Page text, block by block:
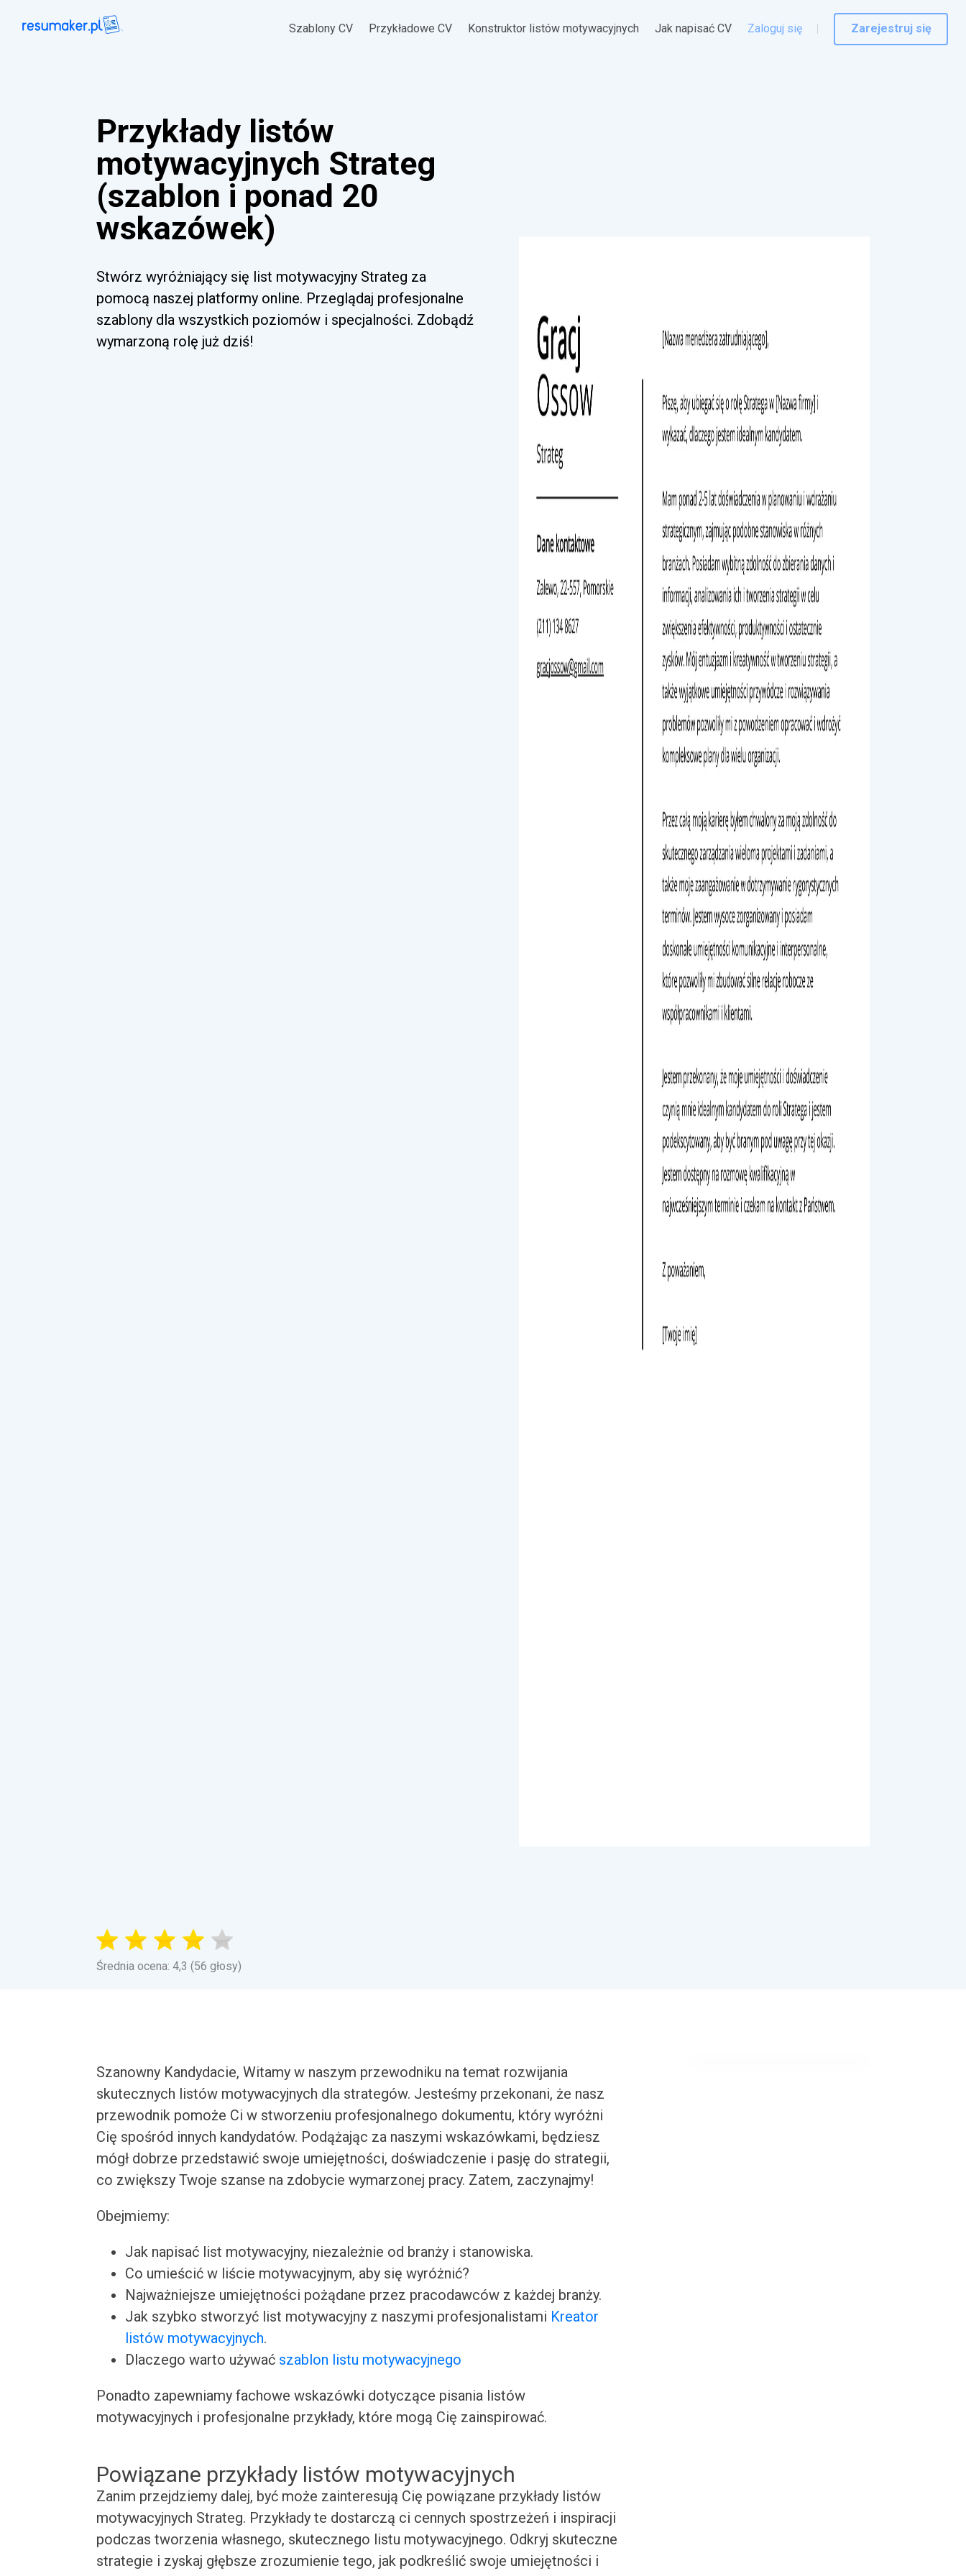
Szablony CV Przykładowe CV Konstruktor listów motywacyjnych Jak napisać CV Zaloguj się Zarejestruj się
Przykłady listów
motywacyjnych Strateg
(szablon i ponad 20
wskazówek)
Stwórz wyróżniający się list motywacyjny Strateg za
pomocą naszej platformy online. Przeglądaj profesjonalne
szablony dla wszystkich poziomów i specjalności. Zdobądź
wymarzoną rolę już dziś!
Średnia ocena: 4,3 (56 głosy)
Szanowny Kandydacie, Witamy w naszym przewodniku na temat rozwijania
skutecznych listów motywacyjnych dla strategów. Jesteśmy przekonani, że nasz
przewodnik pomoże Ci w stworzeniu profesjonalnego dokumentu, który wyróżni
Cię spośród innych kandydatów. Podążając za naszymi wskazówkami, będziesz
mógł dobrze przedstawić swoje umiejętności, doświadczenie i pasję do strategii,
co zwiększy Twoje szanse na zdobycie wymarzonej pracy. Zatem, zaczynajmy!
Obejmiemy:
Jak napisać list motywacyjny, niezależnie od branży i stanowiska.
Co umieścić w liście motywacyjnym, aby się wyróżnić?
Najważniejsze umiejętności pożądane przez pracodawców z każdej branży.
Jak szybko stworzyć list motywacyjny z naszymi profesjonalistami Kreator
listów motywacyjnych.
Dlaczego warto używać szablon listu motywacyjnego
Ponadto zapewniamy fachowe wskazówki dotyczące pisania listów
motywacyjnych i profesjonalne przykłady, które mogą Cię zainspirować.
Powiązane przykłady listów motywacyjnych
Zanim przejdziemy dalej, być może zainteresują Cię powiązane przykłady listów
motywacyjnych Strateg. Przykłady te dostarczą ci cennych spostrzeżeń i inspiracji
podczas tworzenia własnego, skutecznego listu motywacyjnego. Odkryj skuteczne
strategie i zyskaj głębsze zrozumienie tego, jak podkreślić swoje umiejętności i